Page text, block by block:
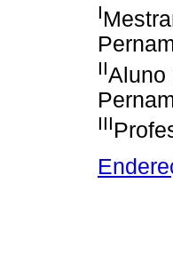
I
IIAluno
III